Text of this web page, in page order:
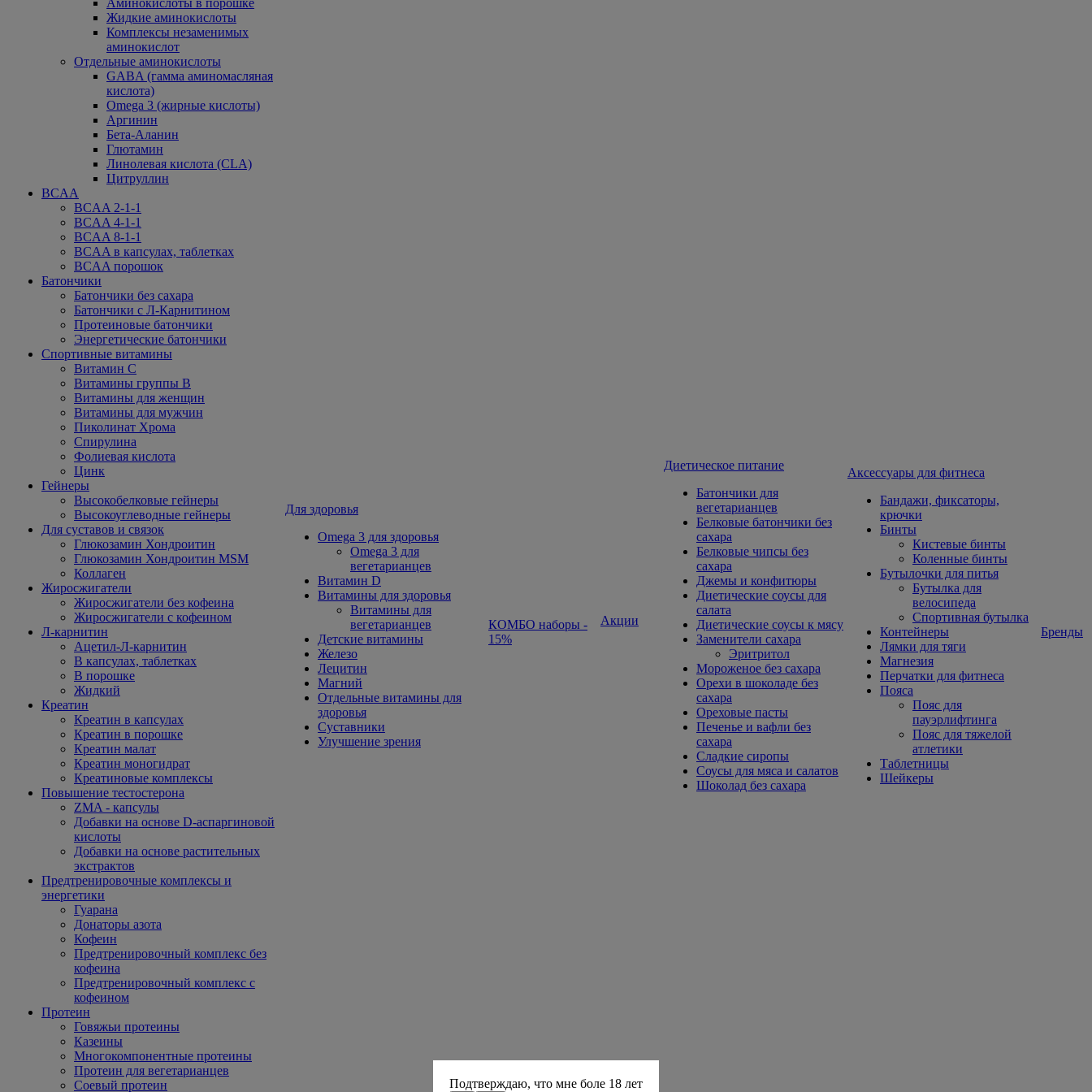
Аминокислоты в порошке
Жидкие аминокислоты
Комплексы незаменимых
аминокислот
Отдельные аминокислоты
GABA (гамма аминомасляная
кислота)
Omega 3 (жирные кислоты)
Аргинин
Бета-Аланин
Глютамин
Линолевая кислота (CLA)
Цитруллин
BCAA
BCAA 2-1-1
BCAA 4-1-1
BCAA 8-1-1
BCAA в капсулах, таблетках
BCAA порошок
Батончики
Батончики без сахара
Батончики с Л-Карнитином
Протеиновые батончики
Энергетические батончики
Спортивные витамины
Витамин С
Витамины группы В
Витамины для женщин
Витамины для мужчин
Пиколинат Хрома
Спирулина
Фолиевая кислота
Цинк
Гейнеры
Высокобелковые гейнеры
Высокоуглеводные гейнеры
Для суставов и связок
Глюкозамин Хондроитин
Глюкозамин Хондроитин MSM
Коллаген
Жиросжигатели
Жиросжигатели без кофеина
Жиросжигатели с кофеином
Л-карнитин
Ацетил-Л-карнитин
В капсулах, таблетках
В порошке
Жидкий
Креатин
Креатин в капсулах
Креатин в порошке
Креатин малат
Креатин моногидрат
Креатиновые комплексы
Повышение тестостерона
ZMA - капсулы
Добавки на основе D-аспаргиновой
кислоты
Добавки на основе растительных
экстрактов
Предтренировочные комплексы и
энергетики
Гуарана
Донаторы азота
Кофеин
Предтренировочный комплекс без
кофеина
Предтренировочный комплекс с
кофеином
Протеин
Говяжьи протеины
Казеины
Многокомпонентные протеины
Протеин для вегетарианцев
Соевый протеин
Для здоровья
Omega 3 для здоровья
Omega 3 для
вегетарианцев
Витамин D
Витамины для здоровья
Витамины для
вегетарианцев
Детские витамины
Железо
Лецитин
Магний
Отдельные витамины для
здоровья
Суставники
Улучшение зрения
КОМБО наборы -
15%
Акции
Диетическое питание
Батончики для
вегетарианцев
Белковые батончики без
сахара
Белковые чипсы без
сахара
Джемы и конфитюры
Диетические соусы для
салата
Диетические соусы к мясу
Заменители сахара
Эритритол
Мороженое без сахара
Орехи в шоколаде без
сахара
Ореховые пасты
Печенье и вафли без
сахара
Сладкие сиропы
Соусы для мяса и салатов
Шоколад без сахара
Aксессуары для фитнеса
Бандажи, фиксаторы,
крючки
Бинты
Кистевые бинты
Коленные бинты
Бутылочки для питья
Бутылка для
велосипеда
Спортивная бутылка
Контейнеры
Лямки для тяги
Магнезия
Перчатки для фитнеса
Пояса
Пояс для
пауэрлифтинга
Пояс для тяжелой
атлетики
Таблетницы
Шейкеры
Бренды
Подтверждаю, что мне боле 18 лет